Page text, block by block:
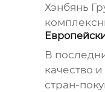
Хэнбянь
В
качество
стран-